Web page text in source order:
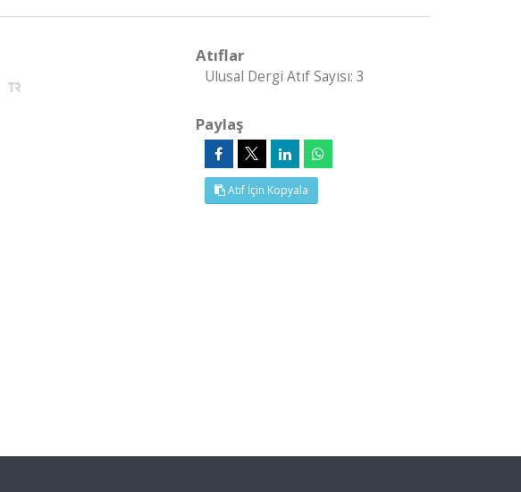
Atıflar
Ulusal Dergi Atıf Sayısı: 3
Paylaş
Atıf İçin Kopyala